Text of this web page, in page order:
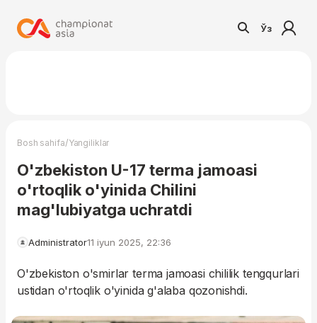
Ўз
Bosh sahifa/Yangiliklar
O'zbekiston U-17 terma jamoasi
o'rtoqlik o'yinida Chilini
mag'lubiyatga uchratdi
Administrator11 iyun 2025, 22:36
O'zbekiston o'smirlar terma jamoasi chililik tengqurlari
ustidan o'rtoqlik o'yinida g'alaba qozonishdi.